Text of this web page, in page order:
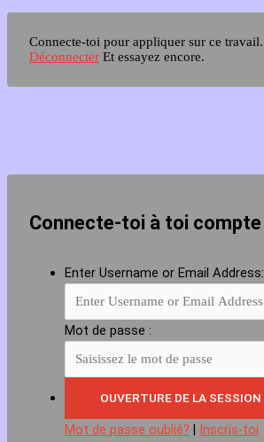
Connecte-toi pour appliquer sur ce travail.
Déconnecter Et essayez encore.
Connecte-toi à toi compte
Enter Username or Email Address:
Mot de passe :
Mot de passe oublié? | Inscris-toi